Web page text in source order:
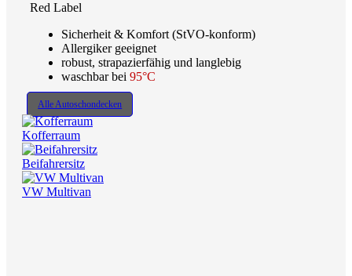
Red Label
Sicherheit & Komfort (StVO-konform)
Allergiker geeignet
robust, strapazierfähig und langlebig
waschbar bei 95°C
Alle Autoschondecken
Kofferraum
Beifahrersitz
VW Multivan